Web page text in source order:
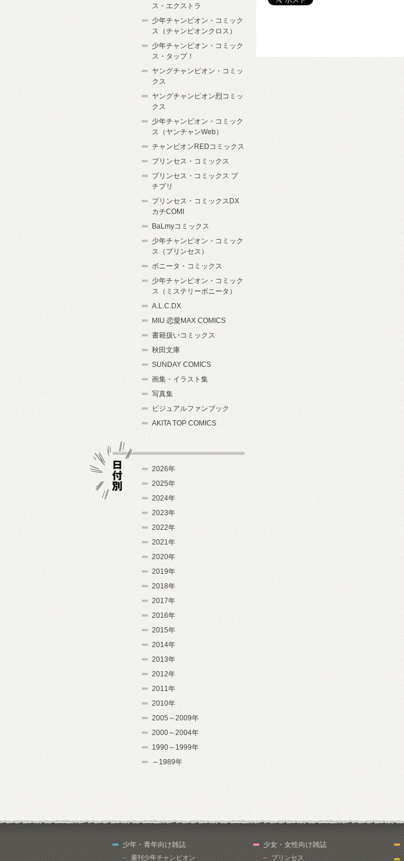
ス・エクストラ
少年チャンピオン・コミック
ス（チャンピオンクロス）
少年チャンピオン・コミック
ス・タップ！
ヤングチャンピオン・コミッ
クス
ヤングチャンピオン烈コミッ
クス
少年チャンピオン・コミック
ス（ヤンチャンWeb）
チャンピオンREDコミックス
プリンセス・コミックス
プリンセス・コミックス プ
チプリ
プリンセス・コミックスDX
カチCOMI
BaLmyコミックス
少年チャンピオン・コミック
ス（プリンセス）
ボニータ・コミックス
少年チャンピオン・コミック
ス（ミステリーボニータ）
A.L.C.DX
MIU 恋愛MAX COMICS
書籍扱いコミックス
秋田文庫
SUNDAY COMICS
画集・イラスト集
写真集
ビジュアルファンブック
AKITA TOP COMICS
2026年
2025年
2024年
2023年
2022年
2021年
2020年
2019年
2018年
2017年
2016年
2015年
2014年
2013年
2012年
2011年
2010年
2005～2009年
2000～2004年
1990～1999年
～1989年
少年・青年向け雑誌
週刊少年チャンピオン
少女・女性向け雑誌
プリンセス